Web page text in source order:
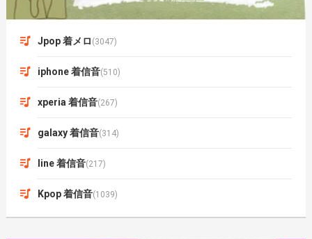
Jpop 着メロ (3047)
iphone 着信音(510)
xperia 着信音(267)
galaxy 着信音(314)
line 着信音(217)
Kpop 着信音(1039)